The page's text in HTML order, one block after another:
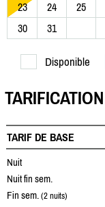
23
24 25
30
31
Disponible
TARIFICATION
TARIF DE BASE
Nuit
Nuit fin sem.
Fin sem. (2 nuits)